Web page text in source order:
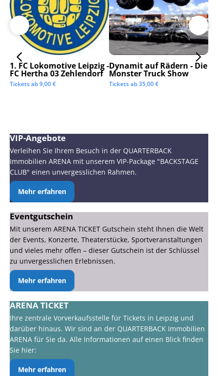
1. FC Lokomotive Leipzig -
FC Hertha 03 Zehlendorf
Tickets ab9,00€
Dynamit auf Rädern - Die
Monster Truck Show
Tickets ab35,00€
VIP-Angebote
Verleihen Sie Ihrem Besuch in der QUARTERBACK
Immobilien ARENA mit unserem VIP-Package "BACKSTAGE
CLUB" einen unvergesslichen Rahmen.
Mehr erfahren
Eventgutschein
Mit unserem ARENA TICKET Gutschein steht Ihnen die Welt
der Events, Konzerte, Theaterstücke, Sportveranstaltungen
und vieles mehr offen – dieser Gutschein ist der Schlüssel
zu unvergesslichen Erlebnissen.
Mehr erfahren
ARENA TICKET
Ihre zentrale Vorverkaufsstelle für Tickets in Leipzig und
darüber hinaus. Wir sind an der QUARTERBACK Immobilien
ARENA für Sie da. Alle Informationen auf einen Blick finden
Sie hier:
Mehr erfahren